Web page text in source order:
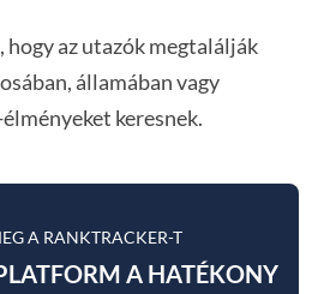
az utazók megtalálják
államában vagy
keresnek.
A RANKTRACKER-T
A HATÉKONY